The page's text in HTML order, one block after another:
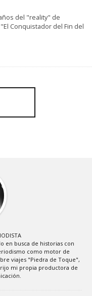
del "reality" de
Conquistador del Fin del
en busca de historias con
como motor de
viajes "Piedra de Toque",
mi propia productora de